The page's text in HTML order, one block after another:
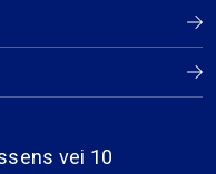
vei 10